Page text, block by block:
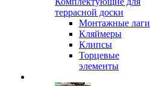
террасной доски
Монтажные лаги
Кляймеры
Клипсы
Торцевые
элементы